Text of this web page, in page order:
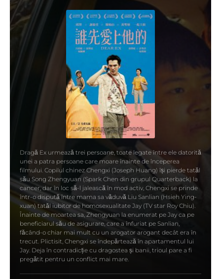
Dragă Ex urmează trei persoane, toate legate între ele datorită
unei a patra persoane care moare înainte de începerea
filmului. Copilul chinez Chengxi (Joseph Huang) își pierde tatăl
său Song Zhengyuan (Spark Chen din grupul Quarterback) la
cancer, dar în loc să-l jalească în mod activ, Chengxi se prinde
într-o dispută între mama sa văduvă Liu Sanlian (Hsieh Ying-
xuan) tatăl iubitor de homosexualitate Jay (TV star Roy Chiu).
Înainte de moartea sa, Zhengyuan la enumerat pe Jay ca pe
beneficiarul său de asigurare, care a înfuriat pe Sanlian,
făcând-o chiar mai mult cu un arogator arogant decât era în
trecut. Plictisit, Chengxi se îndepărtează în apartamentul lui
Jay. Deja în contradicție cu dragostea și banii, trioul pare a fi
pregătit pentru un conflict mai mare.